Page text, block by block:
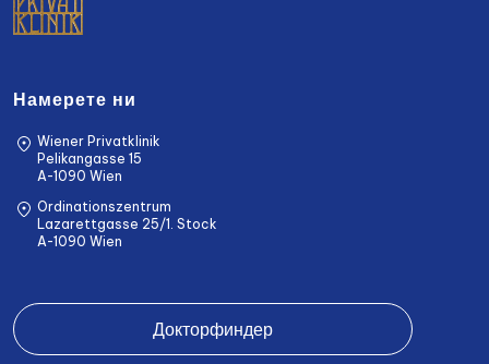
Намерете ни
Wiener Privatklinik
Pelikangasse 15
A-1090 Wien
Ordinationszentrum
Lazarettgasse 25/1. Stock
A-1090 Wien
Докторфиндер